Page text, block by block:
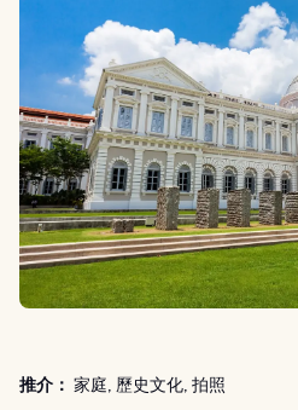
推介： 家庭, 歷史文化, 拍照